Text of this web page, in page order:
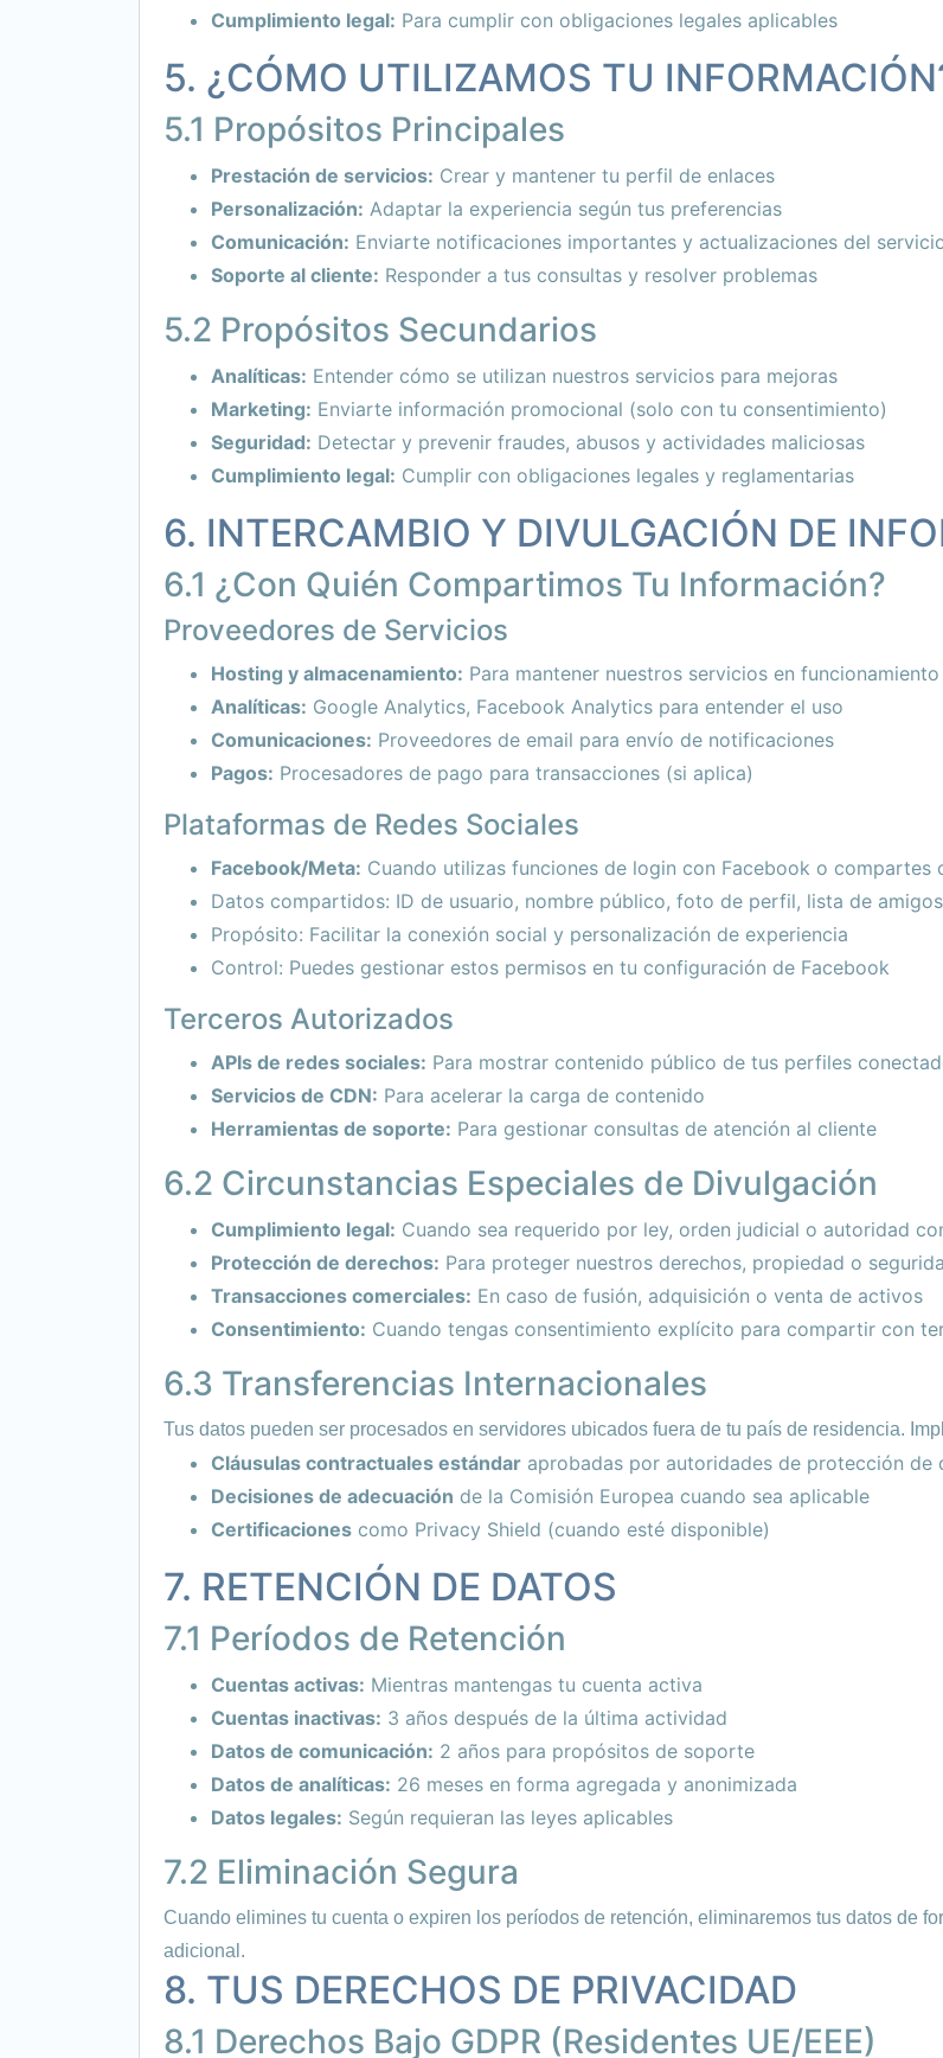
Cumplimiento legal: Para cumplir con obligaciones legales aplicables
5. ¿CÓMO UTILIZAMOS TU
5.1 Propósitos Principales
Prestación de servicios: Crear y mantener tu perfil de enlaces
Personalización: Adaptar la experiencia según tus preferencias
Comunicación: Enviarte notificaciones importantes y actualizaciones del
Soporte al cliente: Responder a tus consultas y resolver problemas
5.2 Propósitos Secundarios
Analíticas: Entender cómo se utilizan nuestros servicios para mejoras
Marketing: Enviarte información promocional (solo con tu consentimiento)
Seguridad: Detectar y prevenir fraudes, abusos y actividades maliciosas
Cumplimiento legal: Cumplir con obligaciones legales y reglamentarias
6. INTERCAMBIO Y DIVULGACIÓN DE
6.1 ¿Con Quién Compartimos Tu Información?
Proveedores de Servicios
Hosting y almacenamiento: Para mantener nuestros servicios en funcionamiento
Analíticas: Google Analytics, Facebook Analytics para entender el uso
Comunicaciones: Proveedores de email para envío de notificaciones
Pagos: Procesadores de pago para transacciones (si aplica)
Plataformas de Redes Sociales
Facebook/Meta: Cuando utilizas funciones de login con Facebook o compartes
Datos compartidos: ID de usuario, nombre público, foto de perfil, lista de
Propósito: Facilitar la conexión social y personalización de experiencia
Control: Puedes gestionar estos permisos en tu configuración de Facebook
Terceros Autorizados
APIs de redes sociales: Para mostrar contenido público de tus perfiles
Servicios de CDN: Para acelerar la carga de contenido
Herramientas de soporte: Para gestionar consultas de atención al cliente
6.2 Circunstancias Especiales de Divulgación
Cumplimiento legal: Cuando sea requerido por ley, orden judicial o autoridad
Protección de derechos: Para proteger nuestros derechos, propiedad o
Transacciones comerciales: En caso de fusión, adquisición o venta de activos
Consentimiento: Cuando tengas consentimiento explícito para compartir con
6.3 Transferencias Internacionales
Tus datos pueden ser procesados en servidores ubicados fuera de tu país de residencia.
Cláusulas contractuales estándar aprobadas por autoridades de protección de
Decisiones de adecuación de la Comisión Europea cuando sea aplicable
Certificaciones como Privacy Shield (cuando esté disponible)
7. RETENCIÓN DE DATOS
7.1 Períodos de Retención
Cuentas activas: Mientras mantengas tu cuenta activa
Cuentas inactivas: 3 años después de la última actividad
Datos de comunicación: 2 años para propósitos de soporte
Datos de analíticas: 26 meses en forma agregada y anonimizada
Datos legales: Según requieran las leyes aplicables
7.2 Eliminación Segura
Cuando elimines tu cuenta o expiren los períodos de retención, eliminaremos tus datos de
adicional.
8. TUS DERECHOS DE PRIVACIDAD
8.1 Derechos Bajo GDPR (Residentes UE/EEE)